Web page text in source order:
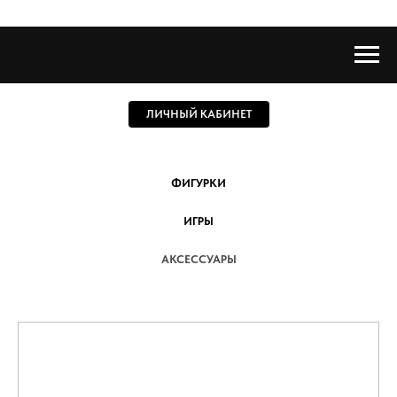
ЛИЧНЫЙ КАБИНЕТ
ФИГУРКИ
ИГРЫ
АКСЕССУАРЫ